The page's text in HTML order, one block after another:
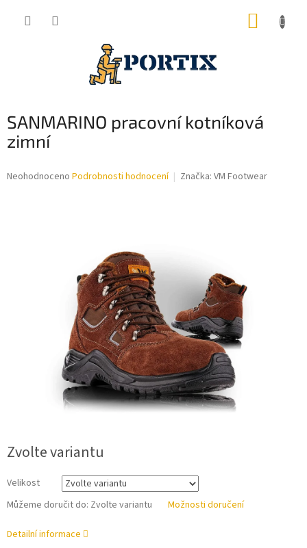
SANMARINO pracovní kotníková
zimní
Průměrné
Neohodnoceno Podrobnosti hodnocení Značka: VM Footwear
Zvolte variantu
Velikost
Můžeme doručit do: Zvolte variantu Možnosti doručení
Detailní informace